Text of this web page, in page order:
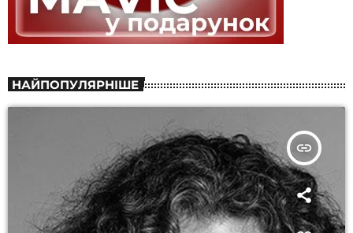
НАЙПОПУЛЯРНІШЕ
insert_link